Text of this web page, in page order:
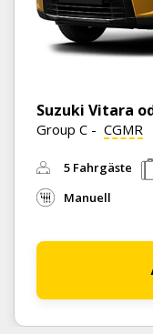
Suzuki Vitara
Group C - CGMR
5 Fahrgäste
Manuell